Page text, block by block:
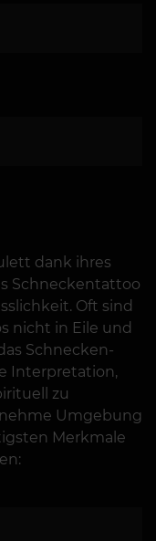
dank ihres
Schneckentattoo
Oft sind
nicht in Eile und
Schnecken-
Interpretation,
zu
Umgebung
Merkmale